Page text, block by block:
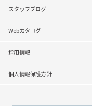
スタッフブログ
Webカタログ
採用情報
個人情報保護方針